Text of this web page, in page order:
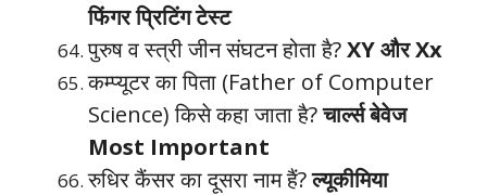
फिंगर प्रिटिंग टेस्ट
पुरुष व स्त्री जीन संघटन होता है?XY और Xx
कम्प्यूटर का पिता (Father of Computer
Science) किसे कहा जाता है?चार्ल्स बेवेज
Most Important
रुधिर कैंसर का दूसरा नाम हैं?ल्यूकीमिया